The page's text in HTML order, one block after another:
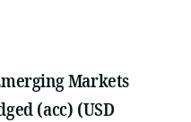
Markets
(acc) (USD